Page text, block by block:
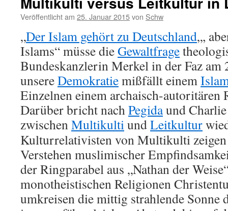
Veröffentlicht am 25. Januar 2015von Schw
„Der Islam gehört zu Deutschland„,
Islams“ müsse dieGewaltfrage
Bundeskanzlerin Merkel in der Faz am
unsereDemokratiemißfällt einem
Einzelnen einem archaisch-autoritären
Darüber bricht nachPegidaund
zwischenMultikultiundLeitkultur
Kulturrelativisten von Multikulti
Verstehen muslimischer
der Ringparabel aus „Nathan der
monotheistischen Religionen
umkreisen die mittig strahlende Sonne